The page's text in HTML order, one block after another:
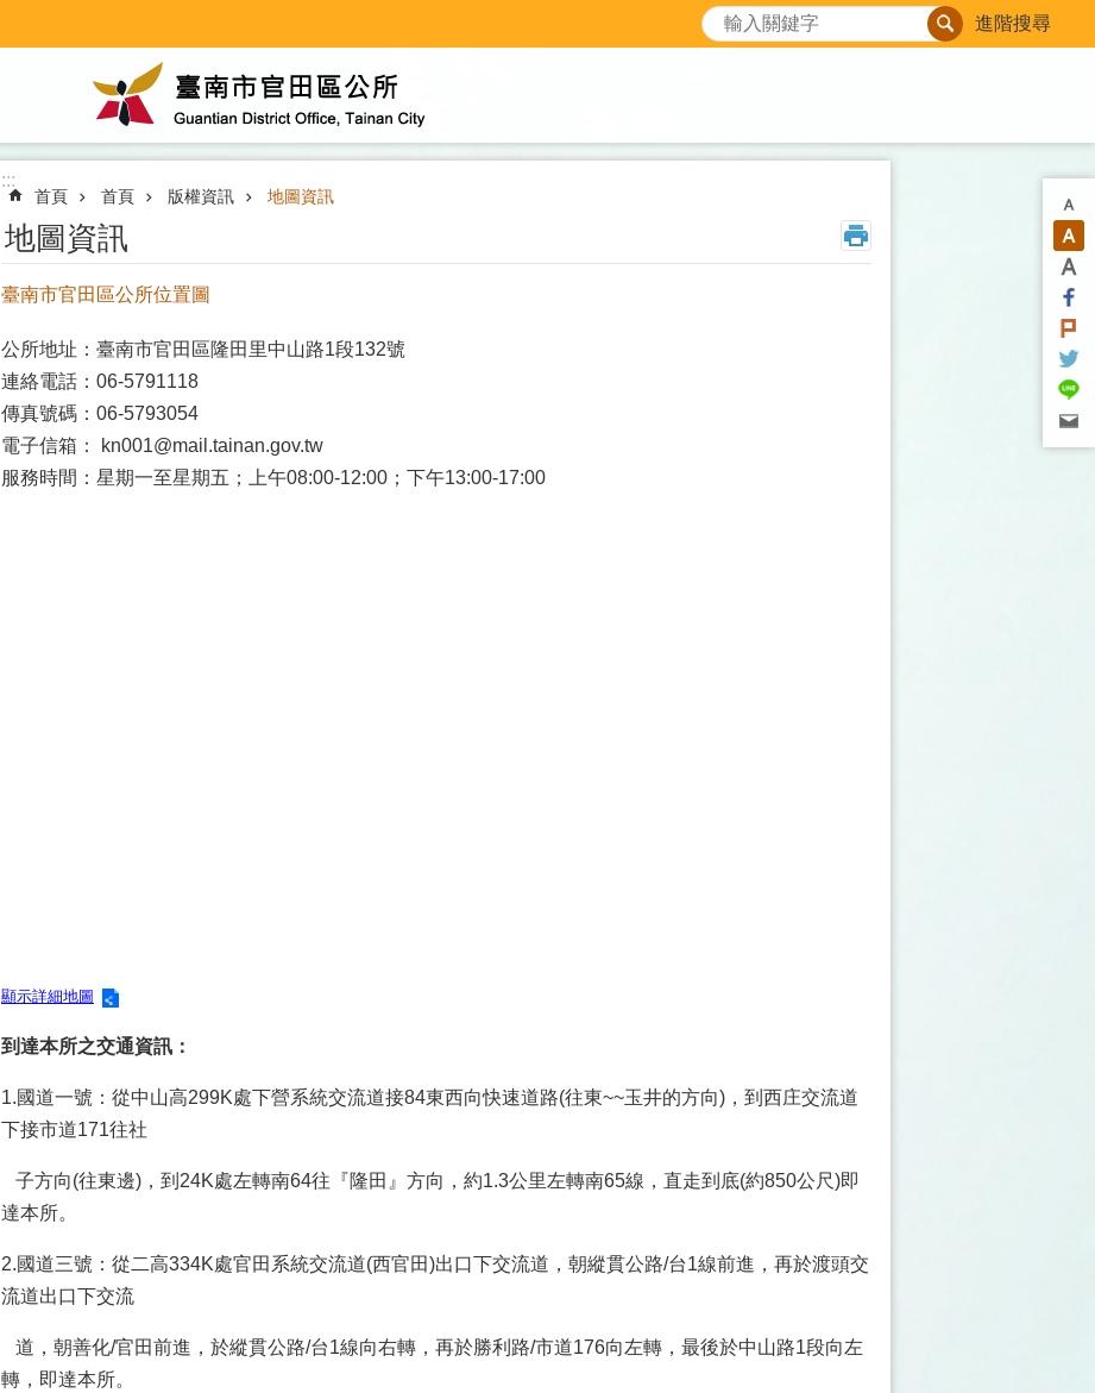
搜尋 進階搜尋
:::
首頁 首頁 版權資訊 地圖資訊
地圖資訊
臺南市官田區公所位置圖
公所地址：臺南市官田區隆田里中山路1段132號
連絡電話： 06-5791118
傳真號碼 ：06-5793054
電子信箱：
kn001@mail.tainan.gov.tw
服務時間： 星期一至星期五；上午08:00-12:00；下午13:00-17:00
顯示詳細地圖
到達本所之交通資訊：
1.國道一號：從中山高299K處下營系統交流道接84東西向快速道路(往東~~玉井的方向)，到西庄交流道
下接市道171往社
子方向(往東邊)，到24K處左轉南64往『隆田』方向，約1.3公里左轉南65線，直走到底(約850公尺)即
達本所。
2.國道三號：從二高334K處官田系統交流道(西官田)出口下交流道，朝縱貫公路/台1線前進，再於渡頭交
流道出口下交流
道，朝善化/官田前進，於縱貫公路/台1線向右轉，再於勝利路/市道176向左轉，最後於中山路1段向左
轉，即達本所。